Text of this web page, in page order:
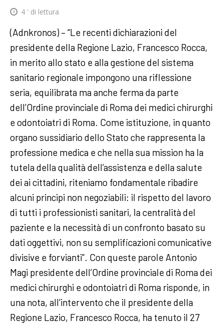
4 ' di lettura
(Adnkronos) – “Le recenti dichiarazioni del
presidente della Regione Lazio, Francesco Rocca,
in merito allo stato e alla gestione del sistema
sanitario regionale impongono una riflessione
seria, equilibrata ma anche ferma da parte
dell’Ordine provinciale di Roma dei medici chirurghi
e odontoiatri di Roma. Come istituzione, in quanto
organo sussidiario dello Stato che rappresenta la
professione medica e che nella sua mission ha la
tutela della qualità dell’assistenza e della salute
dei ai cittadini, riteniamo fondamentale ribadire
alcuni principi non negoziabili: il rispetto del lavoro
di tutti i professionisti sanitari, la centralità del
paziente e la necessità di un confronto basato su
dati oggettivi, non su semplificazioni comunicative
divisive e forvianti”. Con queste parole Antonio
Magi presidente dell’Ordine provinciale di Roma dei
medici chirurghi e odontoiatri di Roma risponde, in
una nota, all’intervento che il presidente della
Regione Lazio, Francesco Rocca, ha tenuto il 27